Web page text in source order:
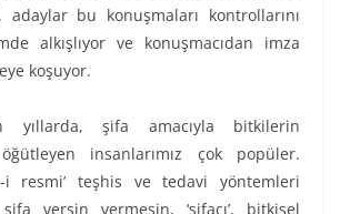
adaylar bu konuşmaları kontrollarını
alkışlıyor ve konuşmacıdan imza
koşuyor.
yıllarda, şifa amacıyla bitkilerin
öğütleyen insanlarımız çok popüler.
i resmi’ teşhis ve tedavi yöntemleri
versin vermesin, ‘şifacı’, bitkisel